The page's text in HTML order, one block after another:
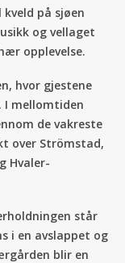
på sjøen
og vellaget
opplevelse.
hvor gjestene
mellomtiden
de vakreste
over Strömstad,
Hvaler-
står
i en avslappet og
blir en